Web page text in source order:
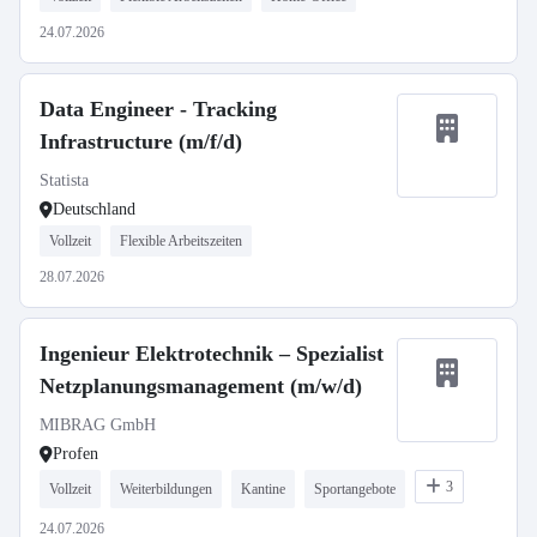
24.07.2026
Data Engineer - Tracking
Infrastructure (m/f/d)
Statista
Deutschland
Vollzeit Flexible Arbeitszeiten
28.07.2026
Ingenieur Elektrotechnik – Spezialist
Netzplanungsmanagement (m/w/d)
MIBRAG GmbH
Profen
Vollzeit Weiterbildungen Kantine Sportangebote 3
24.07.2026